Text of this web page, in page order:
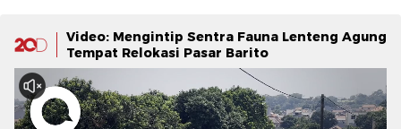
Video: Mengintip Sentra Fauna Lenteng Agung
Tempat Relokasi Pasar Barito